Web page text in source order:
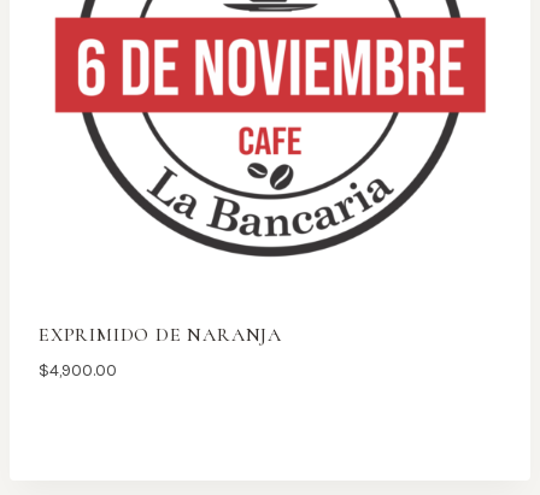
EXPRIMIDO DE NARANJA
$4,900.00